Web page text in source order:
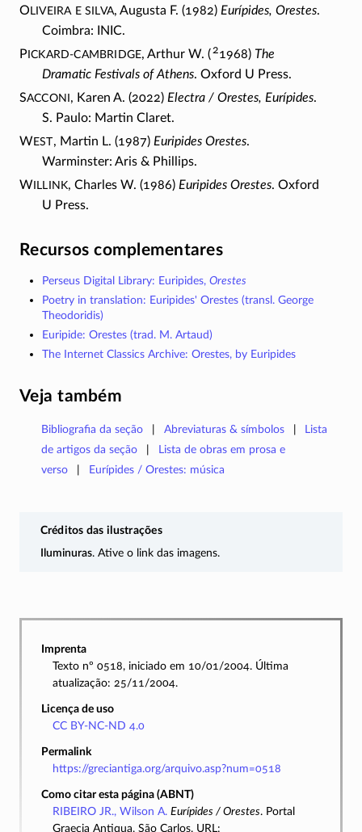
Oliveira e Silva, Augusta F. (1982) Eurípides, Orestes.
Coimbra: INIC.
Pickard-Cambridge, Arthur W. ( 21968) The
Dramatic Festivals of Athens. Oxford U Press.
Sacconi, Karen A. (2022) Electra / Orestes, Eurípides.
S. Paulo: Martin Claret.
West, Martin L. (1987) Euripides Orestes.
Warminster: Aris & Phillips.
Willink, Charles W. (1986) Euripides Orestes. Oxford
U Press.
Recursos complementares
Perseus Digital Library: Euripides, Orestes
Poetry in translation: Euripides' Orestes (transl. George
Theodoridis)
Euripide: Orestes (trad. M. Artaud)
The Internet Classics Archive: Orestes, by Euripides
Veja também
Bibliografia da seção Abreviaturas & símbolos
Lista
de artigos da seção
Lista de obras em prosa e
verso
Eurípides / Orestes: música
Créditos das ilustrações
Iluminuras. Ative o link das imagens.
Imprenta
Texto nº 0518, iniciado em 10/01/2004. Última
atualização: 25/11/2004.
Licença de uso
CC BY-NC-ND 4.0
Permalink
https://greciantiga.org/arquivo.asp?num=0518
Como citar esta página (ABNT)
RIBEIRO JR., Wilson A. Eurípides / Orestes. Portal
Graecia Antiqua, São Carlos. URL: